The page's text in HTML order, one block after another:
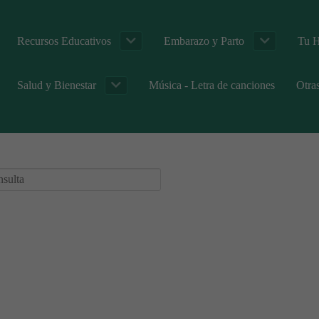
Recursos Educativos Embarazo y Parto Tu
Salud y Bienestar Música - Letra de canciones